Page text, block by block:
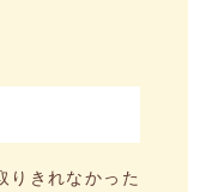
りきれなかった